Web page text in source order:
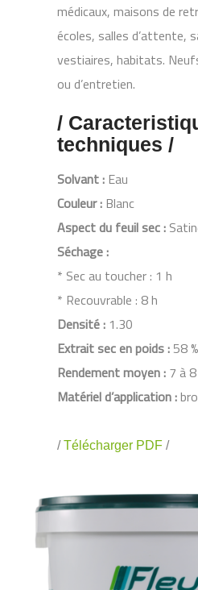
médicaux, maisons de
écoles, salles d’attente,
vestiaires, habitats.
ou d’entretien.
/
techniques /
Solvant : Eau
Couleur : Blanc
Aspect du feuil sec :
Séchage :
* Sec au toucher : 1 h
* Recouvrable : 8 h
Densité : 1.30
Extrait sec en poids : 58 %
Rendement moyen : 7 à
Matériel d’application :
/Télécharger PDF /